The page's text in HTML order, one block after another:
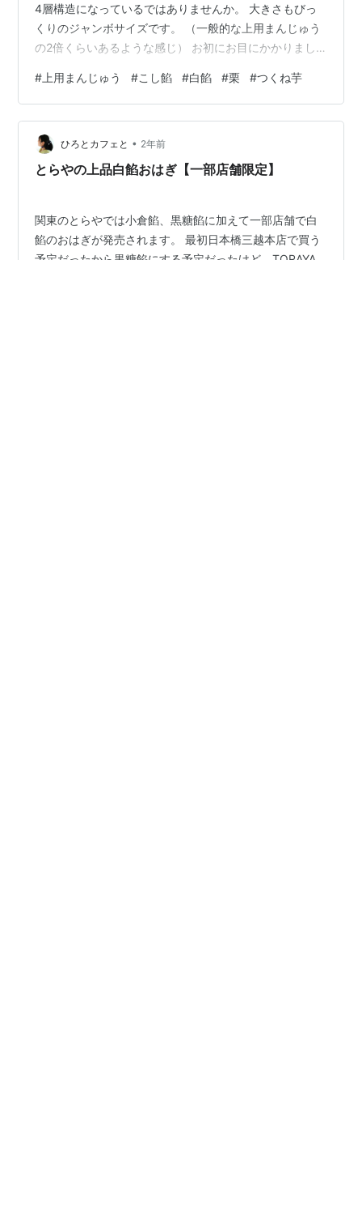
4層構造になっているではありませんか。 大きさもびっ
くりのジャンボサイズです。 （一般的な上用まんじゅう
の2倍くらいあるような感じ） お初にお目にかかりまし
て、食べるのが勿体なく思います。 ふっくらと優しい生
地に包まれた餡。 その中心に栗が一粒。 朝から和菓子を
堪能しました。 上用まんじゅうは「上に用いる」という
名の通り、かつては特別な人々に献上される高級なお菓
子だったと言われています。 現在は冠婚葬祭の際によく
# 上用まんじゅう #こし餡 #白餡 #栗 #つくね芋
ひろとカフェと • 2年前
とらやの上品白餡おはぎ【一部店舗限定】